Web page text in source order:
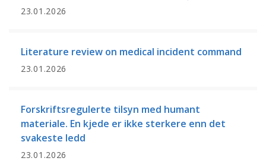
23.01.2026
Literature review on medical incident command
23.01.2026
Forskriftsregulerte tilsyn med humant
materiale. En kjede er ikke sterkere enn det
svakeste ledd
23.01.2026